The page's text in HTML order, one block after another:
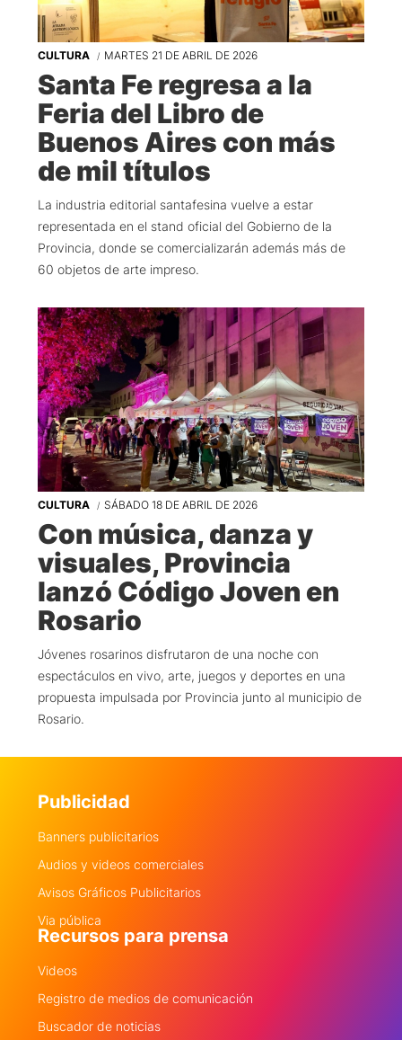
CULTURA MARTES 21 DE ABRIL DE 2026
Santa Fe regresa a la
Feria del Libro de
Buenos Aires con más
de mil títulos
La industria editorial santafesina vuelve a estar
representada en el stand oficial del Gobierno de la
Provincia, donde se comercializarán además más de
60 objetos de arte impreso.
CULTURA SÁBADO 18 DE ABRIL DE 2026
Con música, danza y
visuales, Provincia
lanzó Código Joven en
Rosario
Jóvenes rosarinos disfrutaron de una noche con
espectáculos en vivo, arte, juegos y deportes en una
propuesta impulsada por Provincia junto al municipio de
Rosario.
Publicidad
Banners publicitarios
Audios y videos comerciales
Avisos Gráficos Publicitarios
Via pública
Recursos para prensa
Videos
Registro de medios de comunicación
Buscador de noticias